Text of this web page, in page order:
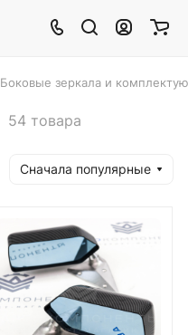
Боковые зеркала и
54 товара
Сначала популярные